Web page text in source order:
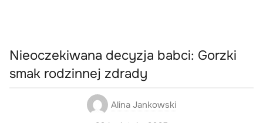
Nieoczekiwana decyzja babci: Gorzki
smak rodzinnej zdrady
Alina Jankowski